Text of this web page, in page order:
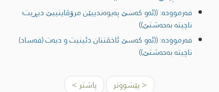
فەرموودە: ((ئه‌و كه‌سێ په‌یوه‌ندییێن مرۆڤاینییێ دبڕیت؛
ناچیته‌ به‌حه‌شتێ))
فەرموودە: ((ئه‌و كه‌سێ ئاخڤتنان دئینیت و دبه‌ت (فه‌ساد)
ناچیته‌ به‌حه‌شتێ))
< پێشووتر پاشتر >